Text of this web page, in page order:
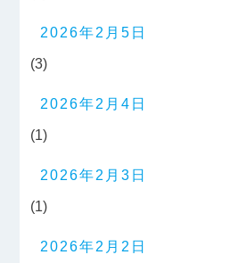
2026年2月5日
(3)
2026年2月4日
(1)
2026年2月3日
(1)
2026年2月2日